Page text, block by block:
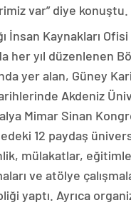
var” diye konuştu.
İnsan Kaynakları Ofisi
her yıl düzenlenen
yer alan, Güney
Akdeniz
Mimar Sinan
12 paydaş
mülakatlar,
ve atölye
yaptı. Ayrıca